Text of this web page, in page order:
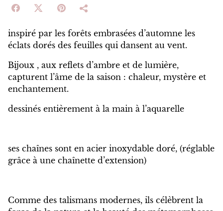
inspiré par les forêts embrasées d’automne les
éclats dorés des feuilles qui dansent au vent.
Bijoux , aux reflets d’ambre et de lumière,
capturent l’âme de la saison : chaleur, mystère et
enchantement.
dessinés entièrement à la main à l’aquarelle
ses chaînes sont en acier inoxydable doré, (réglable
grâce à une chaînette d’extension)
Comme des talismans modernes, ils célèbrent la